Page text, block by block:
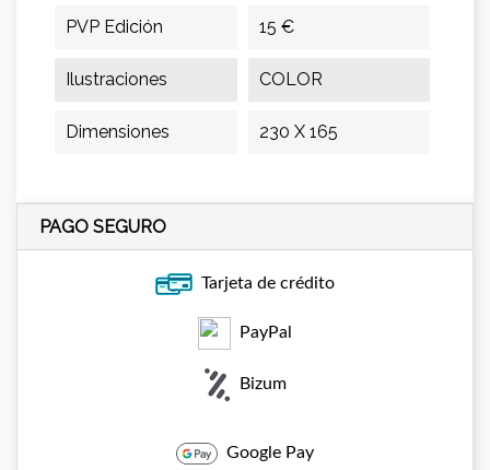
PVP Edición 15 €
Ilustraciones COLOR
Dimensiones 230 X 165
PAGO SEGURO
Tarjeta de crédito
PayPal
Bizum
Google Pay